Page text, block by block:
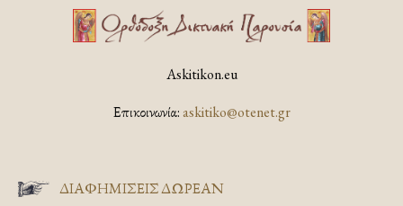
Askitikon.eu
Επικοινωνία:askitiko@otenet.gr
ΔΙΑΦΗΜΊΣΕΙΣ ΔΩΡΕΆΝ